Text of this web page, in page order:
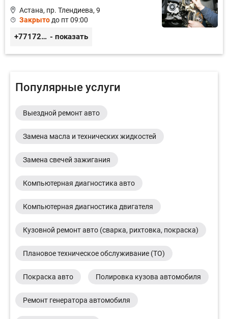
Астана, пр. Тлендиева, 9
Закрыто до пт 09:00
+77172944444 - показать
Популярные услуги
Выездной ремонт авто
Замена масла и технических жидкостей
Замена свечей зажигания
Компьютерная диагностика авто
Компьютерная диагностика двигателя
Кузовной ремонт авто (сварка, рихтовка, покраска)
Плановое техническое обслуживание (ТО)
Покраска авто Полировка кузова автомобиля
Ремонт генератора автомобиля